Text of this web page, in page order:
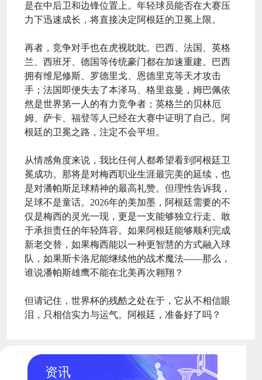
是在中后卫和边锋位置上。年轻球员能否在大赛压
力下迅速成长，将直接决定阿根廷的卫冕上限。
再者，竞争对手也在虎视眈眈。巴西、法国、英格
兰、西班牙、德国等传统豪门都在加速重建。巴西
拥有维尼修斯、罗德里戈、恩德里克等天才攻击
手；法国即便失去了本泽马、格里兹曼，姆巴佩依
然是世界第一人的有力竞争者；英格兰的贝林厄
姆、萨卡、福登等人已经在大赛中证明了自己。阿
根廷的卫冕之路，注定不会平坦。
从情感角度来说，我比任何人都希望看到阿根廷卫
冕成功。那将是对梅西职业生涯最完美的延续，也
是对潘帕斯足球精神的最高礼赞。但理性告诉我，
足球不是童话。2026年的美加墨，阿根廷需要的不
仅是梅西的灵光一现，更是一支能够独立行走、敢
于承担责任的年轻阵容。如果阿根廷能够顺利完成
新老交替，如果梅西能以一种更智慧的方式融入球
队，如果斯卡洛尼能继续他的战术魔法——那么，
谁说潘帕斯雄鹰不能在北美再次翱翔？
但请记住，世界杯的残酷之处在于，它从不相信眼
泪，只相信实力与运气。阿根廷，准备好了吗？
资讯